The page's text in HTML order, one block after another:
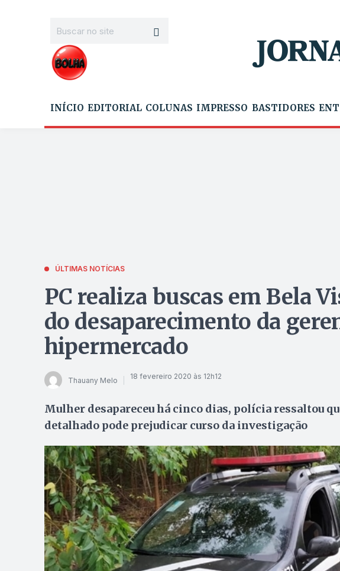
INÍCIO EDITORIAL COLUNAS IMPRESSO BASTIDORES
ÚLTIMAS NOTÍCIAS
PC realiza buscas em Bela
do desaparecimento da
hipermercado
Thauany Melo 18 fevereiro 2020 às 12h12
Mulher desapareceu há cinco dias, polícia ressaltou
detalhado pode prejudicar curso da investigação